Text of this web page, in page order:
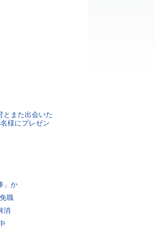
とまた出会いた
様にプレゼン
」か
職
消